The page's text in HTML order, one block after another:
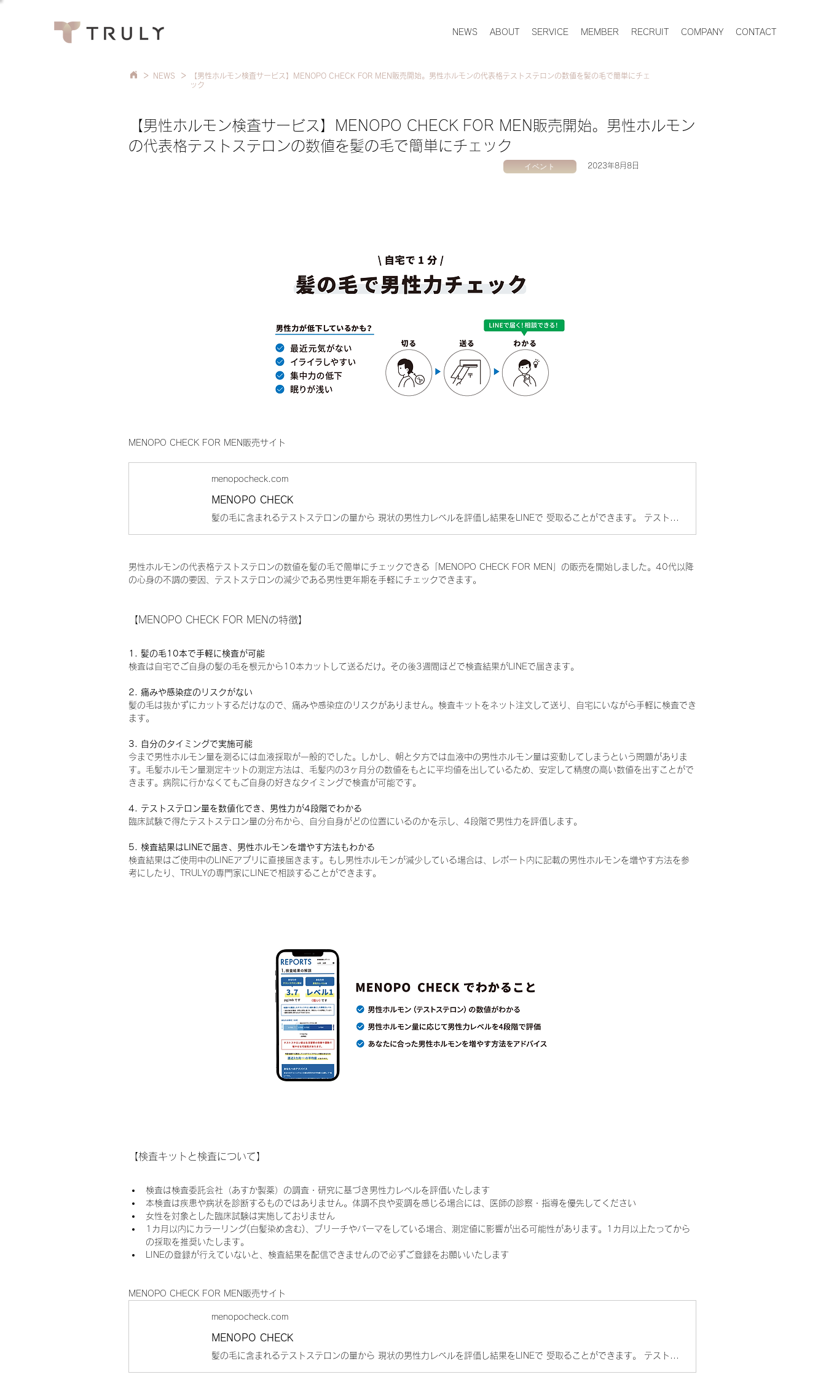
NEWS ABOUT SERVICE MEMBER RECRUIT COMPANY CONTACT
> NEWS >
【男性ホルモン検査サービス】MENOPO CHECK FOR MEN販売開始。男性ホルモンの代表格テストステロンの数値を髪の毛で簡単にチェ
ック
【男性ホルモン検査サービス】MENOPO CHECK FOR MEN販売開始。男性ホルモン
の代表格テストステロンの数値を髪の毛で簡単にチェック
イベント 2023年8月8日
MENOPO CHECK FOR MEN販売サイト
menopocheck.com
MENOPO CHECK
髪の毛に含まれるテストステロンの量から 現状の男性力レベルを評価し結果をLINEで 受取ることができます。 テストステロン減少の要因は加齢やストレスが 影響すると言われていますが、生活習慣の改善で 増やせる可能性もあるのです。 まずは現状を把握し、あなたにあった解決策を 見つけて下さい。
男性ホルモンの代表格テストステロンの数値を髪の毛で簡単にチェックできる「MENOPO CHECK FOR MEN」の販売を開始しました。40代以降
の心身の不調の要因、テストステロンの減少である男性更年期を手軽にチェックできます。
【MENOPO CHECK FOR MENの特徴】
1. 髪の毛10本で手軽に検査が可能
検査は自宅でご自身の髪の毛を根元から10本カットして送るだけ。その後3週間ほどで検査結果がLINEで届きます。
2. 痛みや感染症のリスクがない
髪の毛は抜かずにカットするだけなので、痛みや感染症のリスクがありません。検査キットをネット注文して送り、自宅にいながら手軽に検査でき
ます。
3. 自分のタイミングで実施可能
今まで男性ホルモン量を測るには血液採取が一般的でした。しかし、朝と夕方では血液中の男性ホルモン量は変動してしまうという問題がありま
す。毛髪ホルモン量測定キットの測定方法は、毛髪内の3ヶ月分の数値をもとに平均値を出しているため、安定して精度の高い数値を出すことがで
きます。病院に行かなくてもご自身の好きなタイミングで検査が可能です。
4. テストステロン量を数値化でき、男性力が4段階でわかる
臨床試験で得たテストステロン量の分布から、自分自身がどの位置にいるのかを示し、4段階で男性力を評価します。
5. 検査結果はLINEで届き、男性ホルモンを増やす方法もわかる
検査結果はご使用中のLINEアプリに直接届きます。もし男性ホルモンが減少している場合は、レポート内に記載の男性ホルモンを増やす方法を参
考にしたり、TRULYの専門家にLINEで相談することができます。
【検査キットと検査について】
検査は検査委託会社（あすか製薬）の調査・研究に基づき男性力レベルを評価いたします
本検査は疾患や病状を診断するものではありません。体調不良や変調を感じる場合には、医師の診察・指導を優先してください
女性を対象とした臨床試験は実施しておりません
1カ月以内にカラーリング(白髪染め含む)、ブリーチやパーマをしている場合、測定値に影響が出る可能性があります。1カ月以上たってから
の採取を推奨いたします。
LINEの登録が行えていないと、検査結果を配信できませんので必ずご登録をお願いいたします
MENOPO CHECK FOR MEN販売サイト
menopocheck.com
MENOPO CHECK
髪の毛に含まれるテストステロンの量から 現状の男性力レベルを評価し結果をLINEで 受取ることができます。 テストステロン減少の要因は加齢やストレスが 影響すると言われていますが、生活習慣の改善で 増やせる可能性もあるのです。 まずは現状を把握し、あなたにあった解決策を 見つけて下さい。